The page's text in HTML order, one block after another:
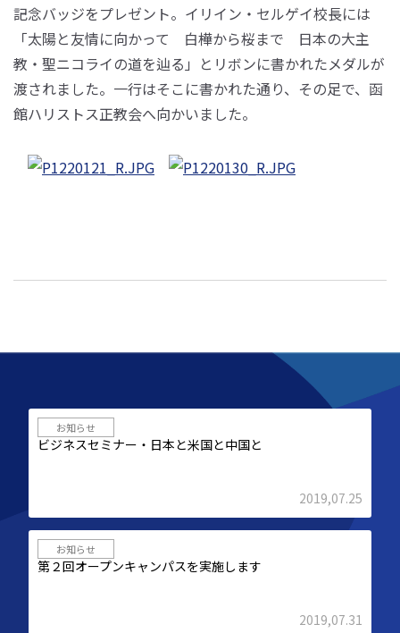
記念バッジをプレゼント。イリイン・セルゲイ校長には
「太陽と友情に向かって 白樺から桜まで 日本の大主
教・聖ニコライの道を辿る」とリボンに書かれたメダルが
渡されました。一行はそこに書かれた通り、その足で、函
館ハリストス正教会へ向かいました。
お知らせ
ビジネスセミナー・日本と米国と中国と
2019,07.25
お知らせ
第２回オープンキャンパスを実施します
2019,07.31